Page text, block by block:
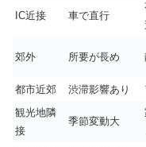
IC近接 車で直行
郊外 所要が長め
都市近郊 渋滞影響あり
観光地隣
接
季節変動大